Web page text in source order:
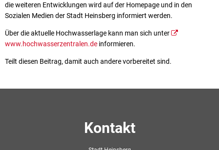
die weiteren Entwicklungen wird auf der Homepage und in den
Sozialen Medien der Stadt Heinsberg informiert werden.
Über die aktuelle Hochwasserlage kann man sich unter
www.hochwasserzentralen.de informieren.
Teilt diesen Beitrag, damit auch andere vorbereitet sind.
Kontakt